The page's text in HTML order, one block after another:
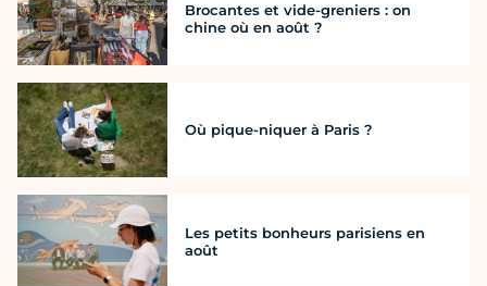
Brocantes et vide-greniers : on
chine où en août ?
Où pique-niquer à Paris ?
Les petits bonheurs parisiens en
août